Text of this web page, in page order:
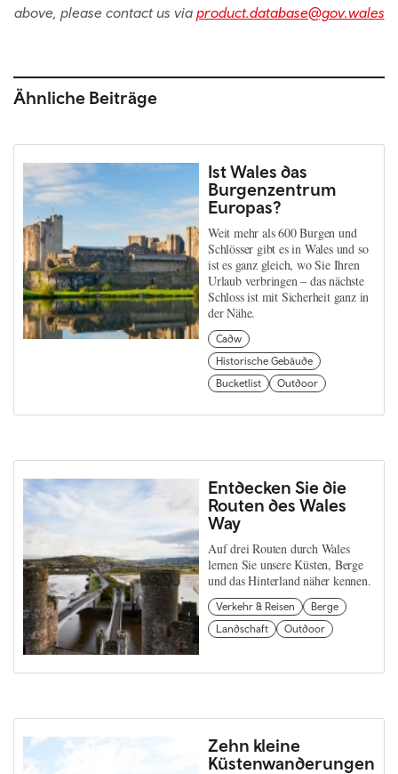
above, please contact us via product.database@gov.wales
Ähnliche Beiträge
Ist Wales das
Burgenzentrum
Europas?
Weit mehr als 600 Burgen und
Schlösser gibt es in Wales und so
ist es ganz gleich, wo Sie Ihren
Urlaub verbringen – das nächste
Schloss ist mit Sicherheit ganz in
der Nähe.
Cadw
Historische Gebäude
Bucketlist
Outdoor
Entdecken Sie die
Routen des Wales
Way
Auf drei Routen durch Wales
lernen Sie unsere Küsten, Berge
und das Hinterland näher kennen.
Verkehr & Reisen
Berge
Landschaft
Outdoor
Zehn kleine
Küstenwanderungen